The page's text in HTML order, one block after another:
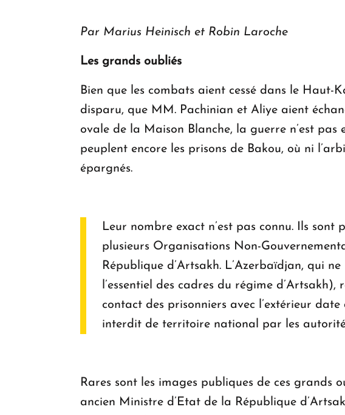
Par Marius Heinisch et Robin Laroche
Les grands oubliés
Bien que les combats aient cessé dans le
disparu, que MM. Pachinian et Aliye aient
ovale de la Maison Blanche, la guerre n’est pas
peuplent encore les prisons de Bakou, où ni
épargnés.
Leur nombre exact n’est pas connu. Ils
plusieurs Organisations Non-
République d’Artsakh. L’Azerbaïdjan, qui
l’essentiel des cadres du régime
contact des prisonniers avec l’extérieur
interdit de territoire national par les
Rares sont les images publiques de ces grands
ancien Ministre d’Etat de la République